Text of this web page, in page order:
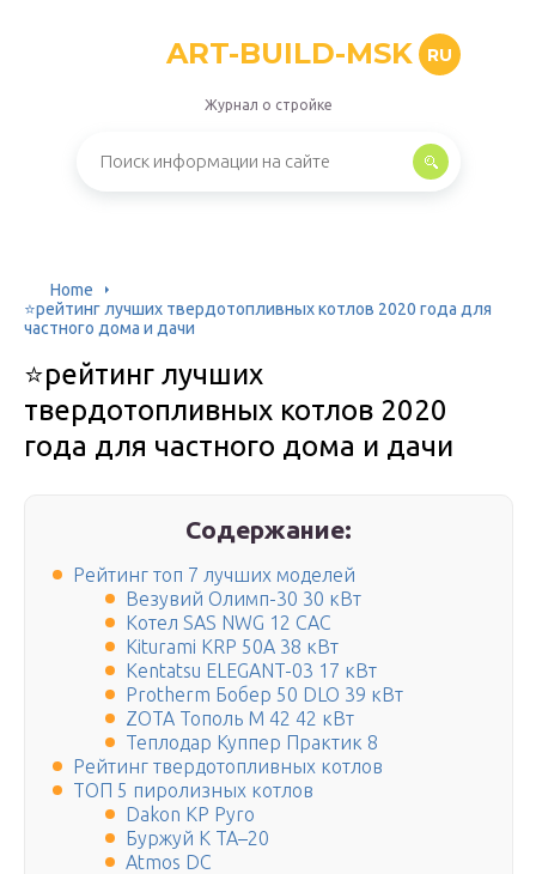
ART-BUILD-MSK RU
Журнал о стройке
Home
⭐️рейтинг лучших твердотопливных котлов 2020 года для
частного дома и дачи
⭐️рейтинг лучших
твердотопливных котлов 2020
года для частного дома и дачи
Содержание:
Рейтинг топ 7 лучших моделей
Везувий Олимп-30 30 кВт
Котел SAS NWG 12 САС
Kiturami KRP 50A 38 кВт
Kentatsu ELEGANT-03 17 кВт
Protherm Бобер 50 DLO 39 кВт
ZOTA Тополь М 42 42 кВт
Теплодар Куппер Практик 8
Рейтинг твердотопливных котлов
ТОП 5 пиролизных котлов
Dakon KP Pyro
Буржуй К ТА–20
Atmos DC